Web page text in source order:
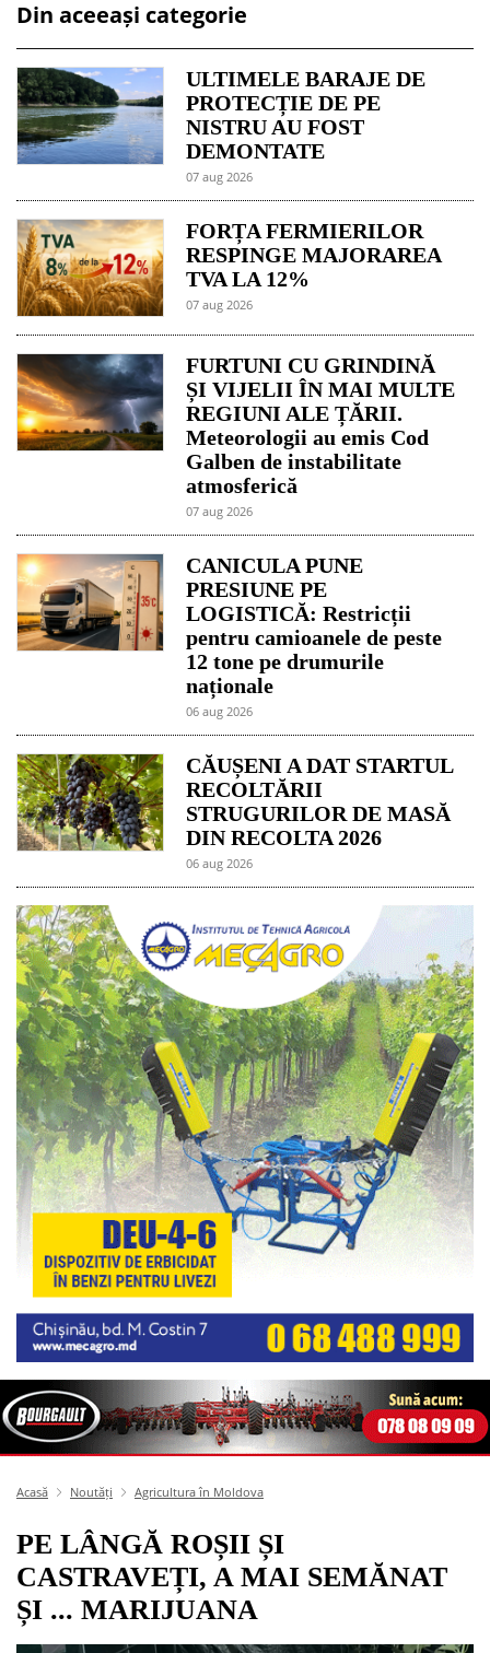
Din aceeași categorie
ULTIMELE BARAJE DE
PROTECȚIE DE PE
NISTRU AU FOST
DEMONTATE
07 aug 2026
FORȚA FERMIERILOR
RESPINGE MAJORAREA
TVA LA 12%
07 aug 2026
FURTUNI CU GRINDINĂ
ȘI VIJELII ÎN MAI MULTE
REGIUNI ALE ȚĂRII.
Meteorologii au emis Cod
Galben de instabilitate
atmosferică
07 aug 2026
CANICULA PUNE
PRESIUNE PE
LOGISTICĂ: Restricții
pentru camioanele de peste
12 tone pe drumurile
naționale
06 aug 2026
CĂUȘENI A DAT STARTUL
RECOLTĂRII
STRUGURILOR DE MASĂ
DIN RECOLTA 2026
06 aug 2026
Acasă Noutăți Agricultura în Moldova
PE LÂNGĂ ROȘII ȘI
CASTRAVEȚI, A MAI SEMĂNAT
ȘI ... MARIJUANA